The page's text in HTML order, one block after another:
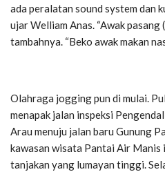
ada peralatan sound system dan
ujar Welliam Anas. “Awak pasang
tambahnya. “Beko awak makan
Olahraga jogging pun di mulai.
menapak jalan inspeksi
Arau menuju jalan baru Gunung
kawasan wisata Pantai Air Manis
tanjakan yang lumayan tinggi.